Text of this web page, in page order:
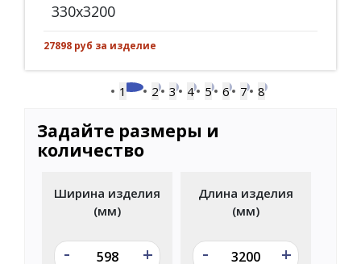
330x3200
27898 руб за изделие
1 2 3 4 5 6 7 8
Задайте размеры и
количество
Ширина изделия
(мм)
- +
Длина изделия
(мм)
- +